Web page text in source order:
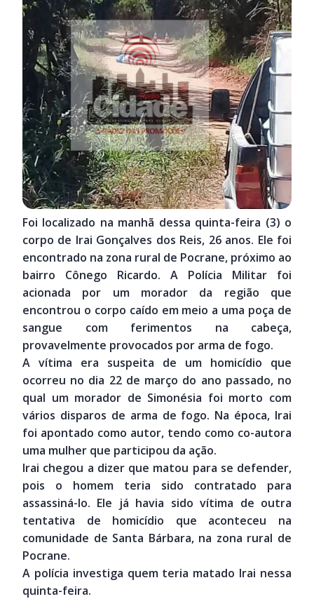
Foi localizado na manhã dessa quinta-feira (3) o
corpo de Irai Gonçalves dos Reis, 26 anos. Ele foi
encontrado na zona rural de Pocrane, próximo ao
bairro Cônego Ricardo. A Polícia Militar foi
acionada por um morador da região que
encontrou o corpo caído em meio a uma poça de
sangue com ferimentos na cabeça,
provavelmente provocados por arma de fogo.
A vítima era suspeita de um homicídio que
ocorreu no dia 22 de março do ano passado, no
qual um morador de Simonésia foi morto com
vários disparos de arma de fogo. Na época, Irai
foi apontado como autor, tendo como co-autora
uma mulher que participou da ação.
Irai chegou a dizer que matou para se defender,
pois o homem teria sido contratado para
assassiná-lo. Ele já havia sido vítima de outra
tentativa de homicídio que aconteceu na
comunidade de Santa Bárbara, na zona rural de
Pocrane.
A polícia investiga quem teria matado Irai nessa
quinta-feira.